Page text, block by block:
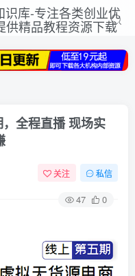
全程直播 现场实
关注 私信
47 0